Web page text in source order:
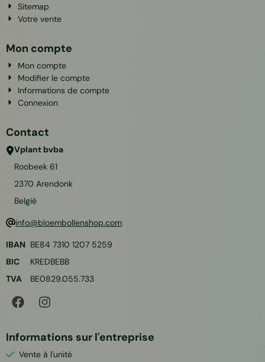
Sitemap
Votre vente
Mon compte
Mon compte
Modifier le compte
Informations de compte
Connexion
Contact
Vplant bvba
Roobeek 61
2370 Arendonk
België
info@bloembollenshop.com
IBAN BE84 7310 1207 5259
BIC
KREDBEBB
TVA
BE0829.055.733
Informations sur l'entreprise
Vente à l'unité